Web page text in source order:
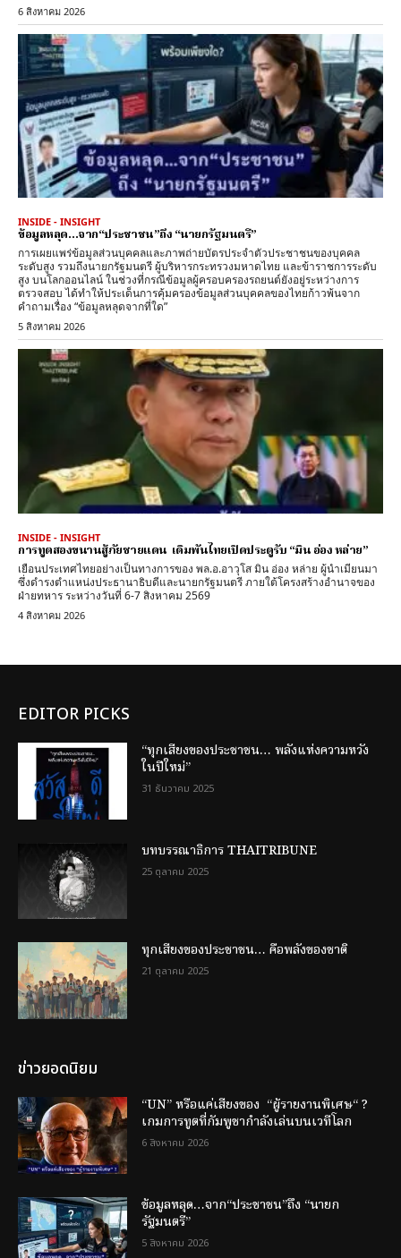
6 สิงหาคม 2026
INSIDE - INSIGHT
ข้อมูลหลุด…จาก“ประชาชน”ถึง “นายกรัฐมนตรี”
การเผยแพร่ข้อมูลส่วนบุคคลและภาพถ่ายบัตรประจำตัวประชาชนของบุคคล
ระดับสูง รวมถึงนายกรัฐมนตรี ผู้บริหารกระทรวงมหาดไทย และข้าราชการระดับ
สูง บนโลกออนไลน์ ในช่วงที่กรณีข้อมูลผู้ครอบครองรถยนต์ยังอยู่ระหว่างการ
ตรวจสอบ ได้ทำให้ประเด็นการคุ้มครองข้อมูลส่วนบุคคลของไทยก้าวพ้นจาก
คำถามเรื่อง “ข้อมูลหลุดจากที่ใด”
5 สิงหาคม 2026
INSIDE - INSIGHT
การทูตสองขนานสู้ภัยชายแดน เดิมพันไทยเปิดประตูรับ “มิน อ่อง หล่าย”
เยือนประเทศไทยอย่างเป็นทางการของ พล.อ.อาวุโส มิน อ่อง หล่าย ผู้นำเมียนมา
ซึ่งดำรงตำแหน่งประธานาธิบดีและนายกรัฐมนตรี ภายใต้โครงสร้างอำนาจของ
ฝ่ายทหาร ระหว่างวันที่ 6-7 สิงหาคม 2569
4 สิงหาคม 2026
EDITOR PICKS
“ทุกเสียงของประชาชน… พลังแห่งความหวัง
ในปีใหม่”
31 ธันวาคม 2025
บทบรรณาธิการ THAITRIBUNE
25 ตุลาคม 2025
ทุกเสียงของประชาชน… คือพลังของชาติ
21 ตุลาคม 2025
ข่าวยอดนิยม
“UN” หรือแค่เสียงของ “ผู้รายงานพิเศษ“ ?
เกมการทูตที่กัมพูชากำลังเล่นบนเวทีโลก
6 สิงหาคม 2026
ข้อมูลหลุด…จาก“ประชาชน”ถึง “นายก
รัฐมนตรี”
5 สิงหาคม 2026